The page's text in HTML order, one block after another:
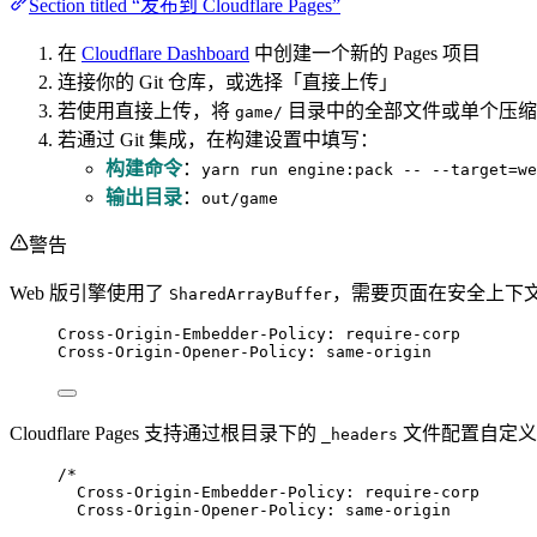
Section titled “发布到 Cloudflare Pages”
在 Cloudflare Dashboard 中创建一个新的 Pages 项目
连接你的 Git 仓库，或选择「直接上传」
若使用直接上传，将 game/ 目录中的全部文件或单个压
若通过 Git 集成，在构建设置中填写：
构建命令： yarn run engine:pack -- --
输出目录： out/game
警告
Web 版引擎使用了 SharedArrayBuffer，需要页面在安全上下
Cross-Origin-Embedder-Policy: require-corp
Cross-Origin-Opener-Policy: same-origin
Cloudflare Pages 支持通过根目录下的 _headers 文件配置自定
/*
Cross-Origin-Embedder-Policy: require-corp
Cross-Origin-Opener-Policy: same-origin